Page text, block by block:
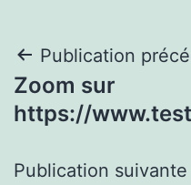
Navigation
de
Publication
Zoom sur
https://
Publication suivante